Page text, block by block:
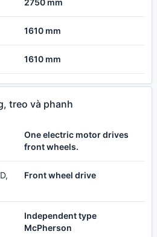
1610 mm
1610 mm
treo và phanh
One electric motor drives
front wheels.
Front wheel drive
Independent type
McPherson